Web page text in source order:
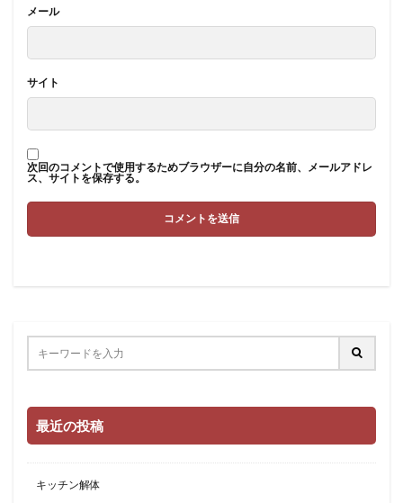
メール
サイト
次回のコメントで使用するためブラウザーに自分の名前、メールアドレ
ス、サイトを保存する。
最近の投稿
キッチン解体